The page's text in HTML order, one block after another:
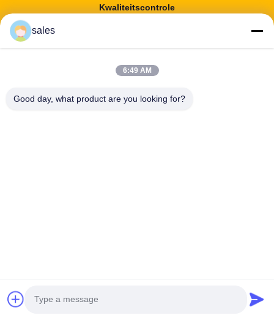
Kwaliteitscontrole
rechten voorbehouden..
sales
6:49 AM
Good day, what product are you looking for?